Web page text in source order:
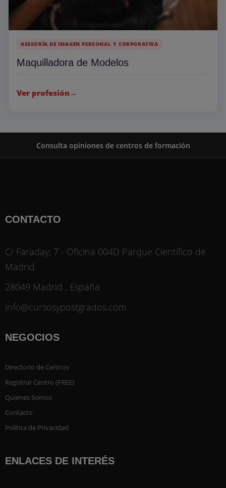
ASESORÍA DE IMAGEN PERSONAL Y CORPORATIVA
Maquilladora de Modelos
Ver profesión →
Consulta opiniones de centros de formación
CONTACTO
C/ Faraday, 7 - Oficina 004D Parque Científico de
Madrid
28049 Madrid , España
info@cursosypostgrados.com
NEGOCIOS
Directorio de Centros
Registrar Centro (FREE)
Quienes Somos
Contacto
Política de Privacidad
ENLACES DE INTERÉS